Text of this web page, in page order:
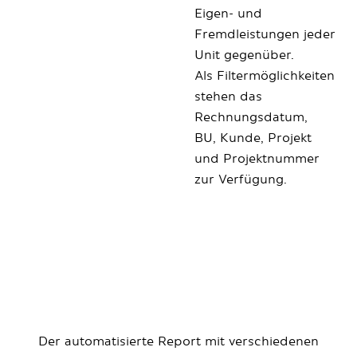
Eigen- und
Fremdleistungen jeder
Unit gegenüber.
Als Filtermöglichkeiten
stehen das
Rechnungsdatum,
BU, Kunde, Projekt
und Projektnummer
zur Verfügung.
Der automatisierte Report mit verschiedenen